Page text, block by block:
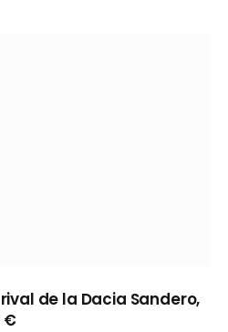
de la Dacia Sandero,
€